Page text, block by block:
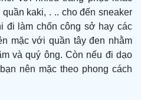
kaki, . .. cho đến sneaker
đi làm chốn công sở hay các
mặc với quần tây đen nhằm
và quý ông. Còn nếu đi dạo
nên mặc theo phong cách